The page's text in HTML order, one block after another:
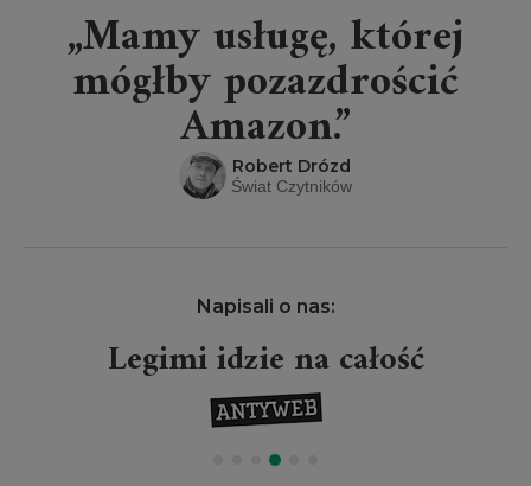
„Mamy usługę, której
mógłby pozazdrościć
Amazon.”
Robert Drózd
Świat Czytników
Napisali o nas:
Legimi idzie na całość